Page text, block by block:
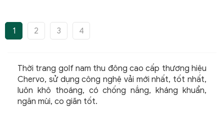
1 2 3 4
Thời trang golf nam thu đông cao cấp thương hiệu
Chervo, sử dụng công nghệ vải mới nhất, tốt nhất,
luôn khô thoáng, có chống nắng, kháng khuẩn,
ngăn mùi, co giãn tốt.